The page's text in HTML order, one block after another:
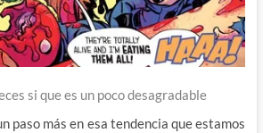
si que es un poco desagradable
paso más en esa tendencia que estamos